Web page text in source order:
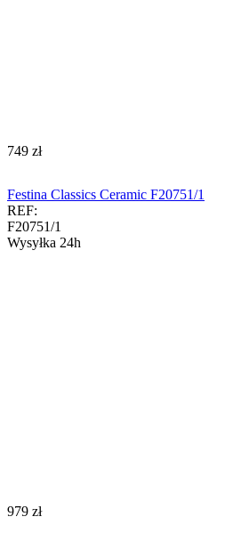
‍749‍ zł
Festina Classics Ceramic F20751/1
REF:
F20751/1
Wysyłka 24h
‍979‍ zł